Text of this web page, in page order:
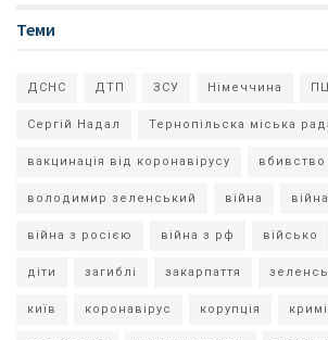
Теми
ДСНС ДТП ЗСУ Німеччина
Сергій Надал Тернопільска міська
вакцинація від коронавірусу вбивство
володимир зеленський війна
війна з росією війна з рф військо
діти загиблі закарпаття
київ коронавірус корупція